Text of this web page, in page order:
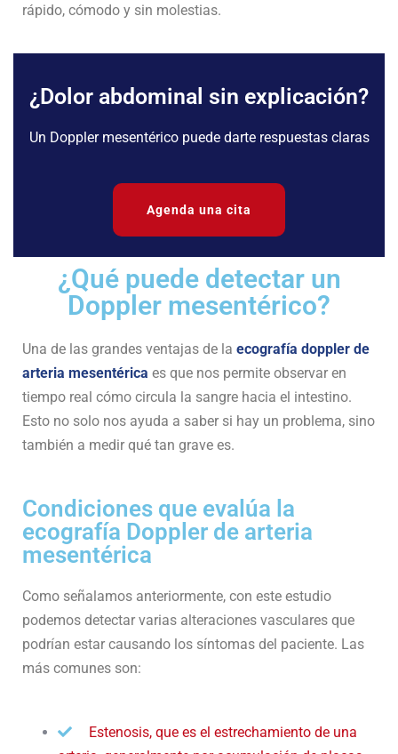
rápido, cómodo y sin molestias.
¿Dolor abdominal sin explicación?
Un Doppler mesentérico puede darte respuestas claras
Agenda una cita
¿Qué puede detectar un
Doppler mesentérico?
Una de las grandes ventajas de la ecografía doppler de
arteria mesentérica es que nos permite observar en
tiempo real cómo circula la sangre hacia el intestino.
Esto no solo nos ayuda a saber si hay un problema, sino
también a medir qué tan grave es.
Condiciones que evalúa la
ecografía Doppler de arteria
mesentérica
Como señalamos anteriormente, con este estudio
podemos detectar varias alteraciones vasculares que
podrían estar causando los síntomas del paciente. Las
más comunes son:
Estenosis, que es el estrechamiento de una